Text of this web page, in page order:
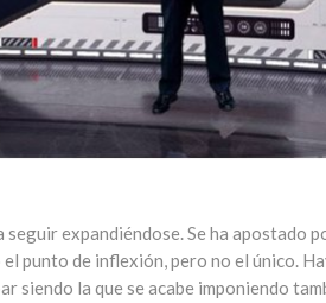
seguir expandiéndose. Se ha apostado
punto de inflexión, pero no el único.
siendo la que se acabe imponiendo